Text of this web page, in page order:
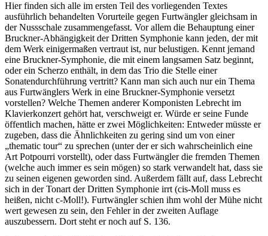
Hier finden sich alle im ersten Teil des vorliegenden Textes
ausführlich behandelten Vorurteile gegen Furtwängler gleichsam in
der Nussschale zusammengefasst. Vor allem die Behauptung einer
Bruckner-Abhängigkeit der Dritten Symphonie kann jeden, der mit
dem Werk einigermaßen vertraut ist, nur belustigen. Kennt jemand
eine Bruckner-Symphonie, die mit einem langsamen Satz beginnt,
oder ein Scherzo enthält, in dem das Trio die Stelle einer
Sonatendurchführung vertritt? Kann man sich auch nur ein Thema
aus Furtwänglers Werk in eine Bruckner-Symphonie versetzt
vorstellen? Welche Themen anderer Komponisten Lebrecht im
Klavierkonzert gehört hat, verschweigt er. Würde er seine Funde
öffentlich machen, hätte er zwei Möglichkeiten: Entweder müsste er
zugeben, dass die Ähnlichkeiten zu gering sind um von einer
„thematic tour“ zu sprechen (unter der er sich wahrscheinlich eine
Art Potpourri vorstellt), oder dass Furtwängler die fremden Themen
(welche auch immer es sein mögen) so stark verwandelt hat, dass sie
zu seinen eigenen geworden sind. Außerdem fällt auf, dass Lebrecht
sich in der Tonart der Dritten Symphonie irrt (cis-Moll muss es
heißen, nicht c-Moll!). Furtwängler schien ihm wohl der Mühe nicht
wert gewesen zu sein, den Fehler in der zweiten Auflage
auszubessern. Dort steht er noch auf S. 136.